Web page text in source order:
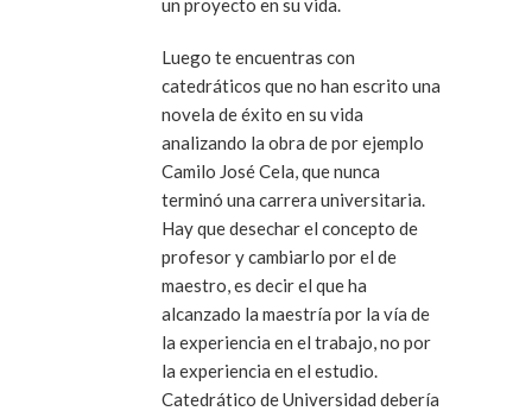
un proyecto en su vida.
Luego te encuentras con
catedráticos que no han escrito una
novela de éxito en su vida
analizando la obra de por ejemplo
Camilo José Cela, que nunca
terminó una carrera universitaria.
Hay que desechar el concepto de
profesor y cambiarlo por el de
maestro, es decir el que ha
alcanzado la maestría por la vía de
la experiencia en el trabajo, no por
la experiencia en el estudio.
Catedrático de Universidad debería